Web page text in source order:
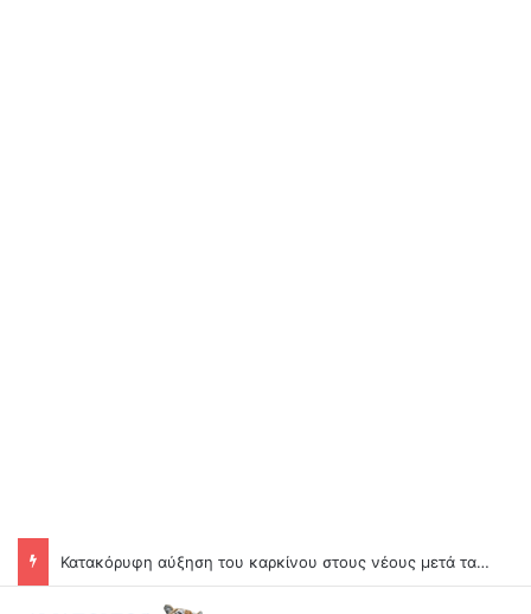
Κατακόρυφη αύξηση του καρκίνου στους νέους μετά τα εμβόλια Covid: Άνοδος έως και 71% σε ορισμένες μορφές της νόσου!